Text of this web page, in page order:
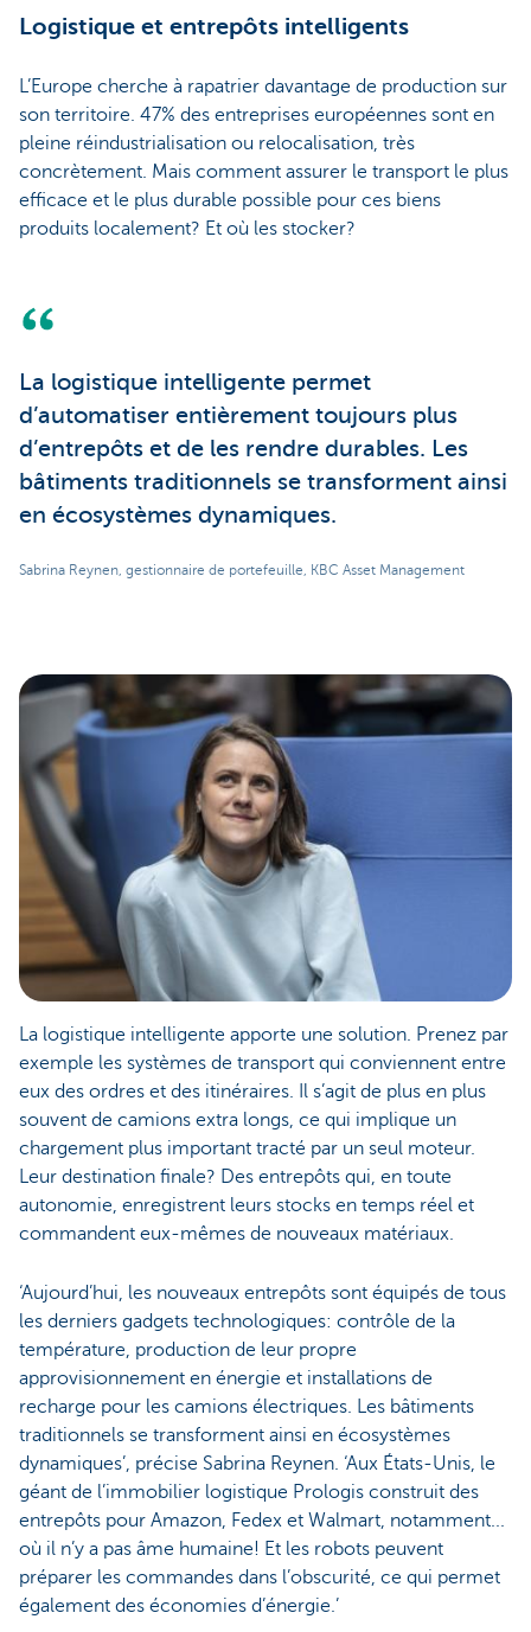
Logistique et entrepôts intelligents
L’Europe cherche à rapatrier davantage de production sur
son territoire. 47% des entreprises européennes sont en
pleine réindustrialisation ou relocalisation, très
concrètement. Mais comment assurer le transport le plus
efficace et le plus durable possible pour ces biens
produits localement? Et où les stocker?
La logistique intelligente permet
d’automatiser entièrement toujours plus
d’entrepôts et de les rendre durables. Les
bâtiments traditionnels se transforment ainsi
en écosystèmes dynamiques.
Sabrina Reynen, gestionnaire de portefeuille, KBC Asset Management
La logistique intelligente apporte une solution. Prenez par
exemple les systèmes de transport qui conviennent entre
eux des ordres et des itinéraires. Il s’agit de plus en plus
souvent de camions extra longs, ce qui implique un
chargement plus important tracté par un seul moteur.
Leur destination finale? Des entrepôts qui, en toute
autonomie, enregistrent leurs stocks en temps réel et
commandent eux-mêmes de nouveaux matériaux.
‘Aujourd’hui, les nouveaux entrepôts sont équipés de tous
les derniers gadgets technologiques: contrôle de la
température, production de leur propre
approvisionnement en énergie et installations de
recharge pour les camions électriques. Les bâtiments
traditionnels se transforment ainsi en écosystèmes
dynamiques’, précise Sabrina Reynen. ‘Aux États-Unis, le
géant de l’immobilier logistique Prologis construit des
entrepôts pour Amazon, Fedex et Walmart, notamment...
où il n’y a pas âme humaine! Et les robots peuvent
préparer les commandes dans l’obscurité, ce qui permet
également des économies d’énergie.’